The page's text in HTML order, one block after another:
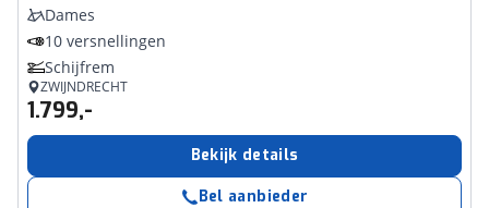
Dames
10 versnellingen
Schijfrem
ZWIJNDRECHT
1.799,-
Bekijk details
Bel aanbieder